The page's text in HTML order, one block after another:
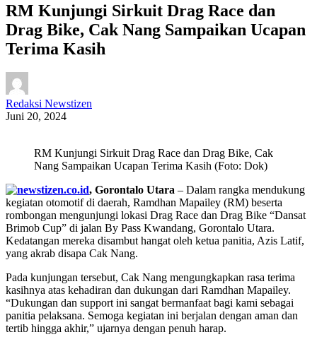
RM Kunjungi Sirkuit Drag Race dan
Drag Bike, Cak Nang Sampaikan Ucapan
Terima Kasih
Redaksi Newstizen
Juni 20, 2024
RM Kunjungi Sirkuit Drag Race dan Drag Bike, Cak
Nang Sampaikan Ucapan Terima Kasih (Foto: Dok)
, Gorontalo Utara – Dalam rangka mendukung
kegiatan otomotif di daerah, Ramdhan Mapailey (RM) beserta
rombongan mengunjungi lokasi Drag Race dan Drag Bike “Dansat
Brimob Cup” di jalan By Pass Kwandang, Gorontalo Utara.
Kedatangan mereka disambut hangat oleh ketua panitia, Azis Latif,
yang akrab disapa Cak Nang.
Pada kunjungan tersebut, Cak Nang mengungkapkan rasa terima
kasihnya atas kehadiran dan dukungan dari Ramdhan Mapailey.
“Dukungan dan support ini sangat bermanfaat bagi kami sebagai
panitia pelaksana. Semoga kegiatan ini berjalan dengan aman dan
tertib hingga akhir,” ujarnya dengan penuh harap.